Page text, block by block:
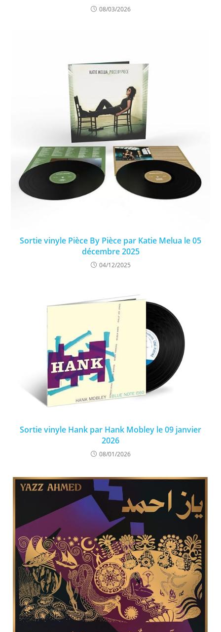
08/03/2026
Sortie vinyle Pièce By Pièce par Katie Melua le 05
décembre 2025
04/12/2025
Sortie vinyle Hank par Hank Mobley le 09 janvier
2026
08/01/2026